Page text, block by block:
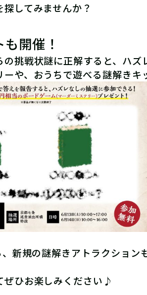
してみませんか？
開催！
の挑戦状謎に正解すると、ハ
や、おうちで遊べる謎解き
新規の謎解きアトラクション
ぜひお楽しみください♪